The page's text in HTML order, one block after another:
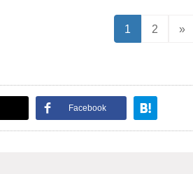
1 2 »
Facebook